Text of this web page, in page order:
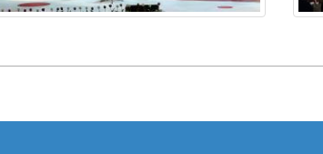
https://propletenie.ru/